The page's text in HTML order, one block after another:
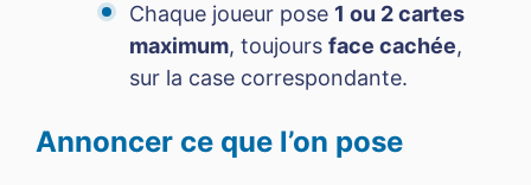
Chaque joueur pose 1 ou 2 cartes
maximum, toujours face cachée,
sur la case correspondante.
Annoncer ce que l’on pose